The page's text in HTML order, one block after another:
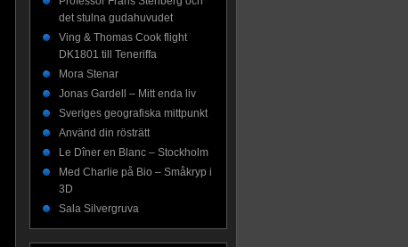
det stulna gudahuvudet
Ving & Thomas Cook flight
DK1801 till Teneriffa
Mora Stenar
Jonas Gardell – Mitt enda liv
Sveriges geografiska mittpunkt
Använd din rösträtt
Le Dîner en Blanc – Stockholm
Med Charlie på Bio – Småkryp i
3D
Sala Silvergruva